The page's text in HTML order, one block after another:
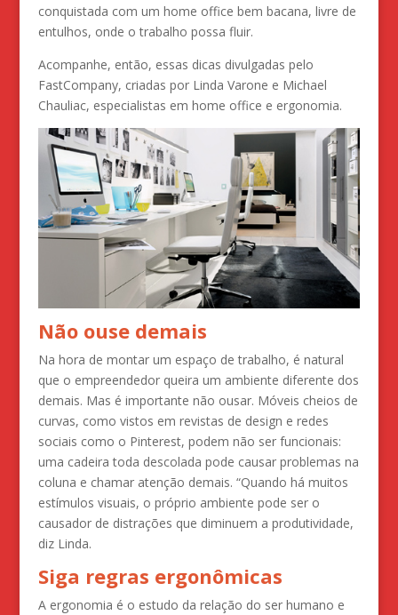
conquistada com um home office bem bacana, livre de
entulhos, onde o trabalho possa fluir.
Acompanhe, então, essas dicas divulgadas pelo
FastCompany, criadas por Linda Varone e Michael
Chauliac, especialistas em home office e ergonomia.
Não ouse demais
Na hora de montar um espaço de trabalho, é natural
que o empreendedor queira um ambiente diferente dos
demais. Mas é importante não ousar. Móveis cheios de
curvas, como vistos em revistas de design e redes
sociais como o Pinterest, podem não ser funcionais:
uma cadeira toda descolada pode causar problemas na
coluna e chamar atenção demais. “Quando há muitos
estímulos visuais, o próprio ambiente pode ser o
causador de distrações que diminuem a produtividade,
diz Linda.
Siga regras ergonômicas
A ergonomia é o estudo da relação do ser humano e